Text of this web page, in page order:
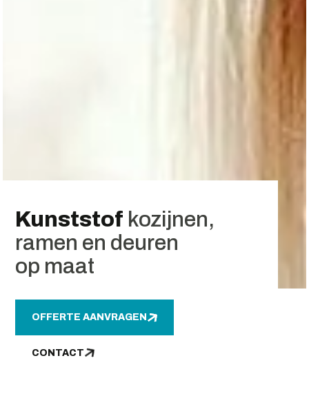
Kunststof kozijnen,
ramen en deuren
op maat
OFFERTE AANVRAGEN
CONTACT